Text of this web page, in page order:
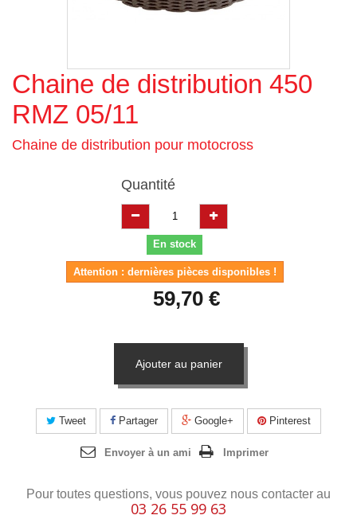
Agrandir l'image
Chaine de distribution 450
RMZ 05/11
Chaine de distribution pour motocross
Quantité
En stock
Attention : dernières pièces disponibles !
59,70 €
Ajouter au panier
Tweet Partager Google+ Pinterest
Envoyer à un ami Imprimer
Pour toutes questions, vous pouvez nous contacter au
03 26 55 99 63